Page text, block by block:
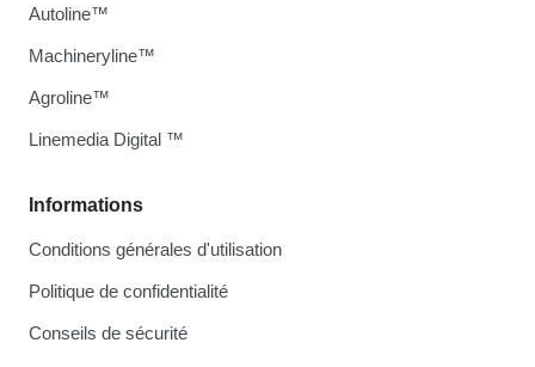
Informations
Conditions générales d'utilisation
Politique de confidentialité
Conseils de sécurité
Autoline™
Machineryline™
Agroline™
Linemedia Digital ™